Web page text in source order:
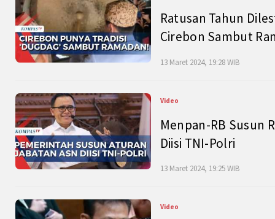
Ratusan Tahun
Cirebon Sambut
13 Maret 2024, 19:28 WIB
Video
Menpan-RB Susun
Diisi TNI-Polri
13 Maret 2024, 19:25 WIB
Video